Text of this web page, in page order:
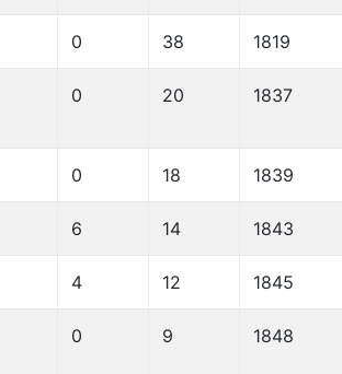
0 38 1819
0 20 1837
0 18 1839
6 14 1843
4 12 1845
0 9 1848